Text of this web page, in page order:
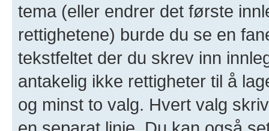
tema (eller endrer det første
rettighetene) burde du se en
tekstfeltet der du skrev inn
antakelig ikke rettigheter til å
og minst to valg. Hvert valg